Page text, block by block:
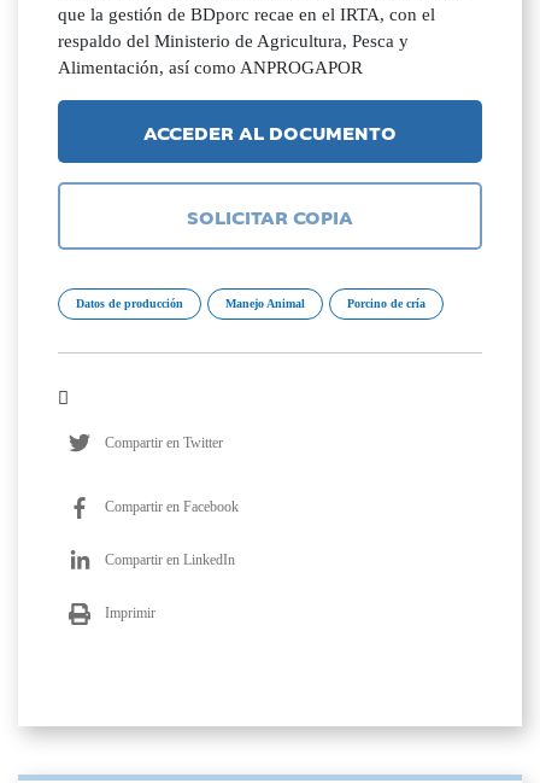
que la gestión de BDporc recae en el IRTA, con el
respaldo del Ministerio de Agricultura, Pesca y
Alimentación, así como ANPROGAPOR
ACCEDER AL DOCUMENTO
SOLICITAR COPIA
Datos de producción Manejo Animal Porcino de cría
Compartir en Twitter
Compartir en Facebook
Compartir en LinkedIn
Imprimir